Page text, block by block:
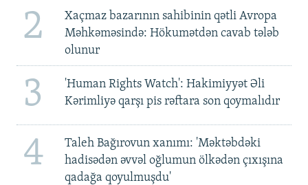
2
Xaçmaz bazarının sahibinin qətli Avropa
Məhkəməsində: Hökumətdən cavab tələb
olunur
3
'Human Rights Watch': Hakimiyyət Əli
Kərimliyə qarşı pis rəftara son qoymalıdır
4
Taleh Bağırovun xanımı: 'Məktəbdəki
hadisədən əvvəl oğlumun ölkədən çıxışına
qadağa qoyulmuşdu'